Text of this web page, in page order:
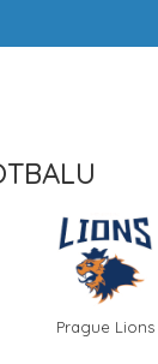
Prague Lions